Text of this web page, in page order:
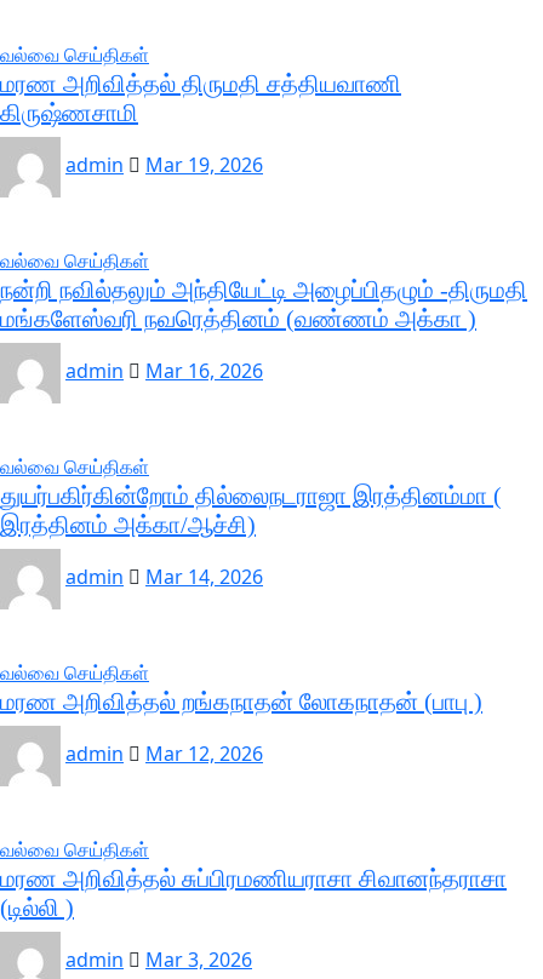
வல்வை செய்திகள்
மரண அறிவித்தல் திருமதி சத்தியவாணி
கிருஷ்ணசாமி
admin
Mar 19, 2026
வல்வை செய்திகள்
நன்றி நவில்தலும் அந்தியேட்டி அழைப்பிதழும் -திருமதி
மங்களேஸ்வரி நவரெத்தினம் (வண்ணம் அக்கா )
admin
Mar 16, 2026
வல்வை செய்திகள்
துயர்பகிர்கின்றோம் தில்லைநடராஜா இரத்தினம்மா (
இரத்தினம் அக்கா/ஆச்சி)
admin
Mar 14, 2026
வல்வை செய்திகள்
மரண அறிவித்தல் றங்கநாதன் லோகநாதன் (பாபு )
admin
Mar 12, 2026
வல்வை செய்திகள்
மரண அறிவித்தல் சுப்பிரமணியராசா சிவானந்தராசா
(டில்லி )
admin
Mar 3, 2026